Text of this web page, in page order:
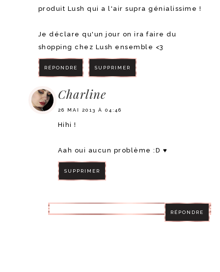
produit Lush qui a l'air supra génialissime !
Je déclare qu'un jour on ira faire du
shopping chez Lush ensemble <3
RÉPONDRE SUPPRIMER
Charline
26 MAI 2013 À 04:46
Hihi !
Aah oui aucun problème :D ♥
SUPPRIMER
RÉPONDRE